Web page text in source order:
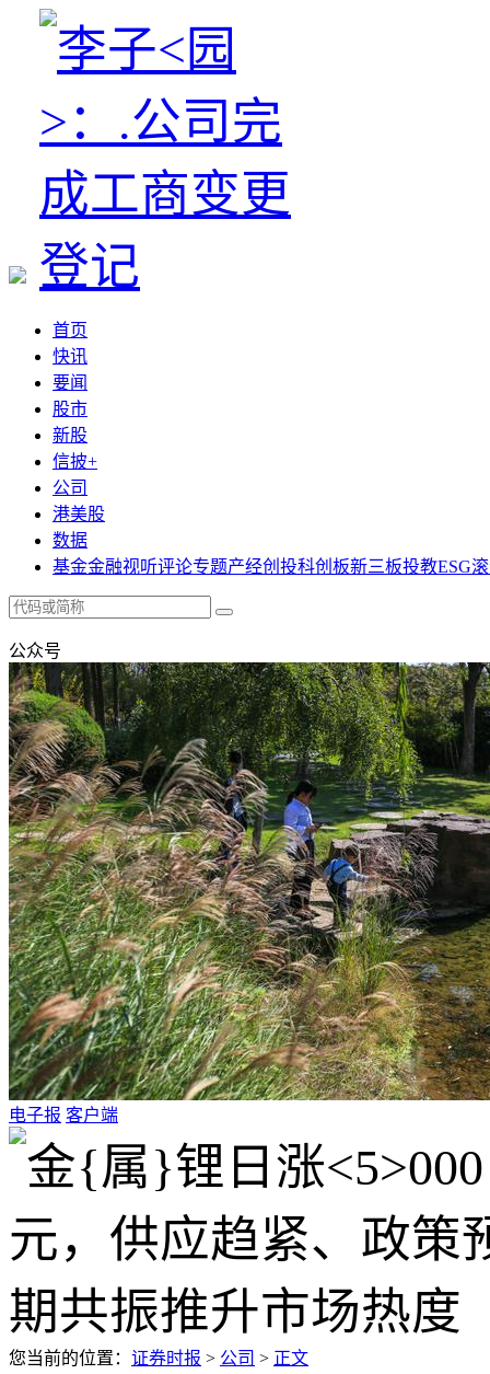
首页
快讯
要闻
股市
新股
信披+
公司
港美股
数据
基金金融视听评论专题产经创投科创板新三板投教ESG
公众号
电子报 客户端
您当前的位置： 证券时报 > 公司 > 正文